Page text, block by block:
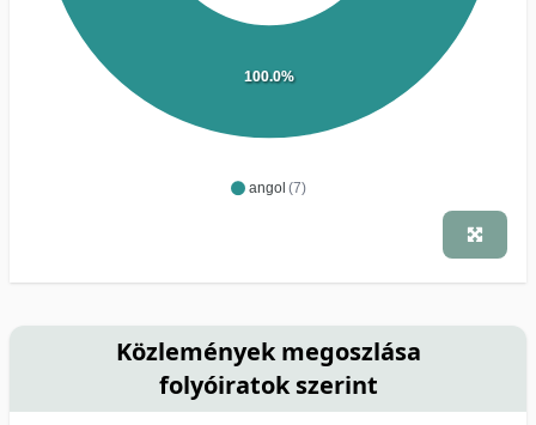
angol (7)
100.0%
Közlemények megoszlása
folyóiratok szerint